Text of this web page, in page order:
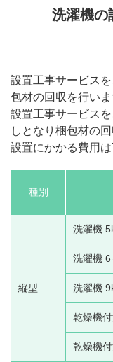
洗濯機の
設置工事サービス
包材の回収を行いま
設置工事サービス
しとなり梱包材の
設置にかかる費用は
種別
縦型
洗濯機
洗濯機
洗濯機
乾燥機
乾燥機